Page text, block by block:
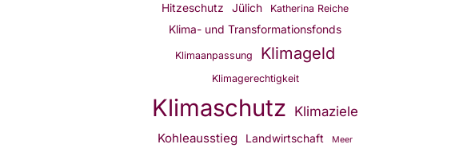
Hitzeschutz Jülich Katherina Reiche
Klima- und Transformationsfonds
Klimaanpassung Klimageld
Klimagerechtigkeit
Klimaschutz Klimaziele
Kohleausstieg Landwirtschaft Meer